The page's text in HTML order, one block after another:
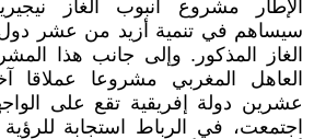
الإطار مشروع أنبوب الغاز
سيساهم في تنمية أزيد من عشر دول
الغاز المذكور. وإلى جانب هذا
العاهل المغربي مشروعا عملاقا
عشرين دولة إفريقية تقع على